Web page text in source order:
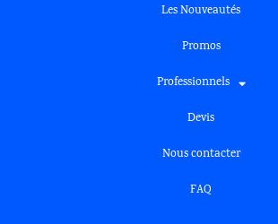
Les Nouveautés
Promos
Professionnels
Devis
Nous contacter
FAQ